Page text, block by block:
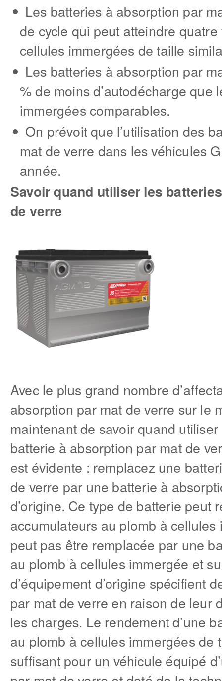
Les batteries à absorption par
de cycle qui peut atteindre
cellules immergées de taille
Les batteries à absorption par
% de moins d’autodécharge que
immergées comparables.
On prévoit que l’utilisation des
mat de verre dans les véhicules
année.
Savoir quand utiliser les
de verre
Avec le plus grand nombre
absorption par mat de verre sur le
maintenant de savoir quand
batterie à absorption par mat de
est évidente : remplacez une
de verre par une batterie à
d’origine. Ce type de batterie peut
accumulateurs au plomb à
peut pas être remplacée par une
au plomb à cellules immergée et
d’équipement d’origine spécifient
par mat de verre en raison de leur
les charges. Le rendement d’une
au plomb à cellules immergées de
suffisant pour un véhicule équipé